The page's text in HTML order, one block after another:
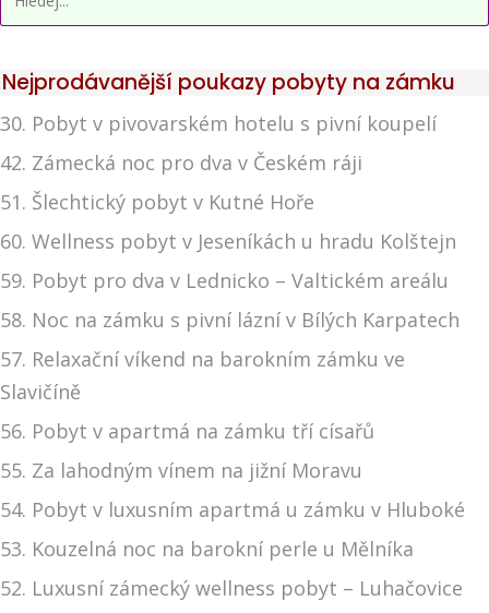
Nejprodávanější poukazy pobyty na zámku
30. Pobyt v pivovarském hotelu s pivní koupelí
42. Zámecká noc pro dva v Českém ráji
51. Šlechtický pobyt v Kutné Hoře
60. Wellness pobyt v Jeseníkách u hradu Kolštejn
59. Pobyt pro dva v Lednicko – Valtickém areálu
58. Noc na zámku s pivní lázní v Bílých Karpatech
57. Relaxační víkend na barokním zámku ve
Slavičíně
56. Pobyt v apartmá na zámku tří císařů
55. Za lahodným vínem na jižní Moravu
54. Pobyt v luxusním apartmá u zámku v Hluboké
53. Kouzelná noc na barokní perle u Mělníka
52. Luxusní zámecký wellness pobyt – Luhačovice